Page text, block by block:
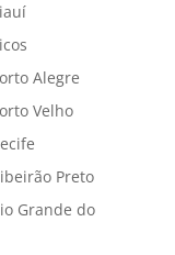
Alegre
Velho
Preto
Grande do